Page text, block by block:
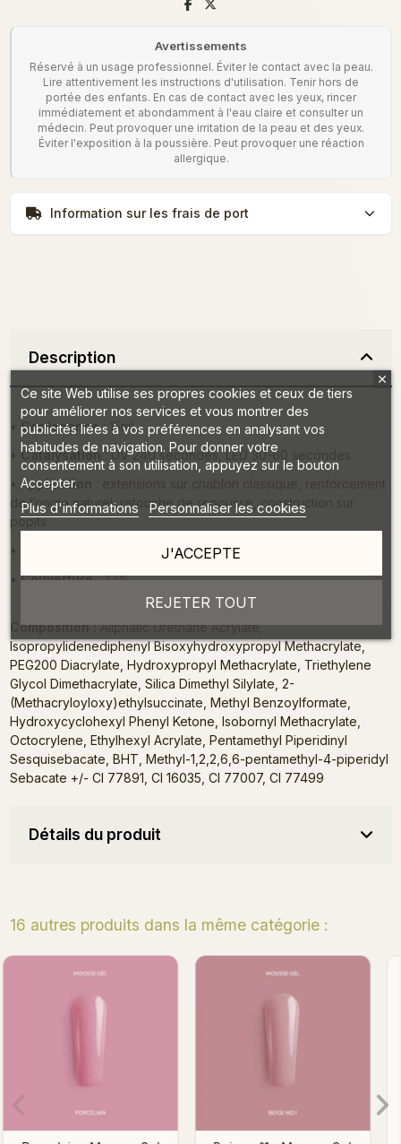
Avertissements
Réservé à un usage professionnel. Éviter le contact avec la peau.
Lire attentivement les instructions d'utilisation. Tenir hors de
portée des enfants. En cas de contact avec les yeux, rincer
immédiatement et abondamment à l'eau claire et consulter un
médecin. Peut provoquer une irritation de la peau et des yeux.
Éviter l'exposition à la poussière. Peut provoquer une réaction
allergique.
Information sur les frais de port
Description
Contenance: 15ml
Catalysation : UV 240 secondes, LED 30-60 secondes
Application
de l’ongle naturel, retouche de repousse, construction sur
popits
Couverture: 72%
Composition :Aliphatic Urethane Acrylate,
Isopropylidenediphenyl Bisoxyhydroxypropyl Methacrylate,
PEG200 Diacrylate, Hydroxypropyl Methacrylate, Triethylene
Glycol Dimethacrylate, Silica Dimethyl Silylate, 2-
(Methacryloyloxy)ethylsuccinate, Methyl Benzoylformate,
Hydroxycyclohexyl Phenyl Ketone, Isobornyl Methacrylate,
Octocrylene, Ethylhexyl Acrylate, Pentamethyl Piperidinyl
Sesquisebacate, BHT, Methyl-1,2,2,6,6-pentamethyl-4-piperidyl
Sebacate +/- CI 77891, CI 16035, CI 77007, CI 77499
Détails du produit
16 autres produits dans la même catégorie :
Nude Glamour - Mousse
Blushy - Mousse Gel
Ce site Web utilise ses propres cookies et ceux de tiers
pour améliorer nos services et vous montrer des
publicités liées à vos préférences en analysant vos
habitudes de navigation. Pour donner votre
consentement à son utilisation, appuyez sur le bouton
Accepter.
Plus d'informations Personnaliser les cookies
REJETER TOUT
J'ACCEPTE